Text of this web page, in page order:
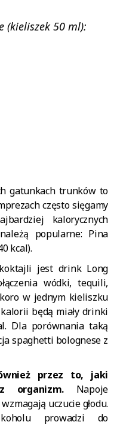
(kieliszek 50 ml):
gatunkach trunków to
często sięgamy
kalorycznych
popularne: Pina
kcal).
koktajli jest drink Long
wódki, tequili,
w jednym kieliszku
będą miały drinki
Dla porównania taką
spaghetti bolognese z
przez to, jaki
organizm. Napoje
uczucie głodu.
prowadzi do